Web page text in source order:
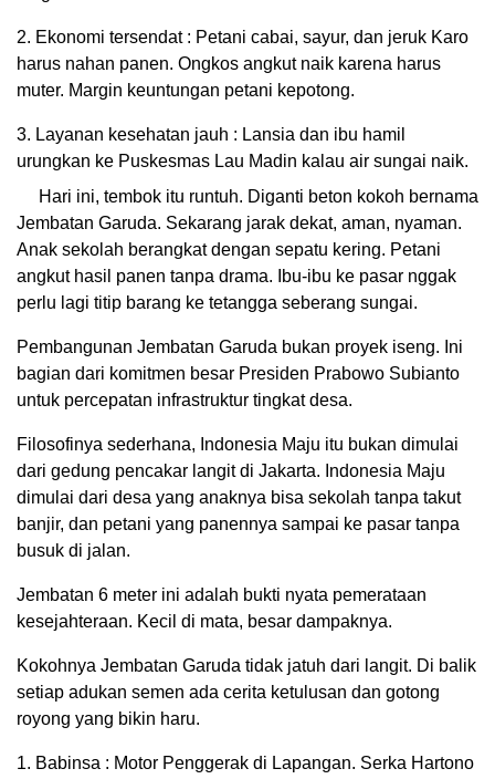
2. Ekonomi tersendat : Petani cabai, sayur, dan jeruk Karo
harus nahan panen. Ongkos angkut naik karena harus
muter. Margin keuntungan petani kepotong.
3. Layanan kesehatan jauh : Lansia dan ibu hamil
urungkan ke Puskesmas Lau Madin kalau air sungai naik.
Hari ini, tembok itu runtuh. Diganti beton kokoh bernama
Jembatan Garuda. Sekarang jarak dekat, aman, nyaman.
Anak sekolah berangkat dengan sepatu kering. Petani
angkut hasil panen tanpa drama. Ibu-ibu ke pasar nggak
perlu lagi titip barang ke tetangga seberang sungai.
Pembangunan Jembatan Garuda bukan proyek iseng. Ini
bagian dari komitmen besar Presiden Prabowo Subianto
untuk percepatan infrastruktur tingkat desa.
Filosofinya sederhana, Indonesia Maju itu bukan dimulai
dari gedung pencakar langit di Jakarta. Indonesia Maju
dimulai dari desa yang anaknya bisa sekolah tanpa takut
banjir, dan petani yang panennya sampai ke pasar tanpa
busuk di jalan.
Jembatan 6 meter ini adalah bukti nyata pemerataan
kesejahteraan. Kecil di mata, besar dampaknya.
Kokohnya Jembatan Garuda tidak jatuh dari langit. Di balik
setiap adukan semen ada cerita ketulusan dan gotong
royong yang bikin haru.
1. Babinsa : Motor Penggerak di Lapangan. Serka Hartono